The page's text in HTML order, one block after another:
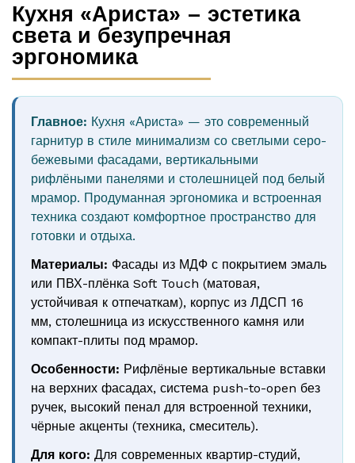
Кухня «Ариста» – эстетика
света и безупречная
эргономика
Главное: Кухня «Ариста» — это современный
гарнитур в стиле минимализм со светлыми серо-
бежевыми фасадами, вертикальными
рифлёными панелями и столешницей под белый
мрамор. Продуманная эргономика и встроенная
техника создают комфортное пространство для
готовки и отдыха.
Материалы: Фасады из МДФ с покрытием эмаль
или ПВХ-плёнка Soft Touch (матовая,
устойчивая к отпечаткам), корпус из ЛДСП 16
мм, столешница из искусственного камня или
компакт-плиты под мрамор.
Особенности: Рифлёные вертикальные вставки
на верхних фасадах, система push-to-open без
ручек, высокий пенал для встроенной техники,
чёрные акценты (техника, смеситель).
Для кого: Для современных квартир-студий,